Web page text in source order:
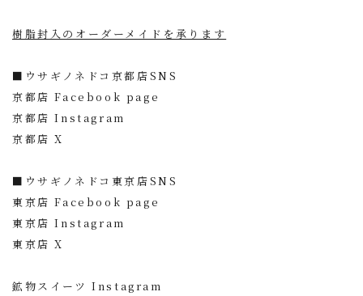
樹脂封入のオーダーメイドを承ります
■ウサギノネドコ京都店SNS
京都店 Facebook page
京都店 Instagram
京都店 X
■ウサギノネドコ東京店SNS
東京店 Facebook page
東京店 Instagram
東京店 X
鉱物スイーツ Instagram